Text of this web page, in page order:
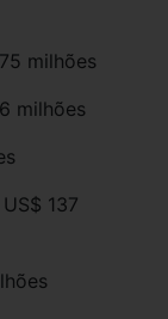
milhões
milhões
137